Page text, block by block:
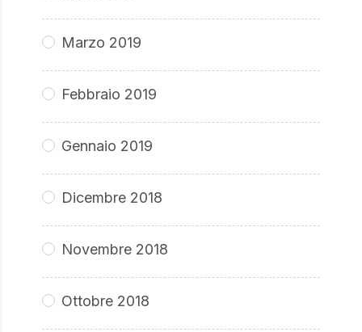
Marzo 2019
Febbraio 2019
Gennaio 2019
Dicembre 2018
Novembre 2018
Ottobre 2018